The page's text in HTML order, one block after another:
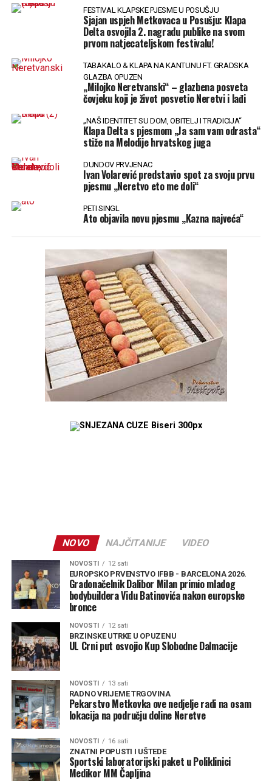
FESTIVAL KLAPSKE PJESME U POSUŠJU
Sjajan uspjeh Metkovaca u Posušju: Klapa
Delta osvojila 2. nagradu publike na svom
prvom natjecateljskom festivalu!
TABAKALO & KLAPA NA KANTUNU FT. GRADSKA
GLAZBA OPUZEN
„Milojko Neretvanski“ – glazbena posveta
čovjeku koji je život posvetio Neretvi i lađi
„NAŠ IDENTITET SU DOM, OBITELJ I TRADICIJA“
Klapa Delta s pjesmom „Ja sam vam odrasta“
stiže na Melodije hrvatskog juga
DUNDOV PRVJENAC
Ivan Volarević predstavio spot za svoju prvu
pjesmu „Neretvo eto me doli“
PETI SINGL
Ato objavila novu pjesmu „Kazna najveća“
NOVO NAJČITANIJE VIDEO
NOVOSTI 12 sati
EUROPSKO PRVENSTVO IFBB - BARCELONA 2026.
Gradonačelnik Dalibor Milan primio mladog
bodybuildera Vidu Batinovića nakon europske
bronce
NOVOSTI 12 sati
BRZINSKE UTRKE U OPUZENU
UL Crni put osvojio Kup Slobodne Dalmacije
NOVOSTI 13 sati
RADNO VRIJEME TRGOVINA
Pekarstvo Metkovka ove nedjelje radi na osam
lokacija na području doline Neretve
NOVOSTI 16 sati
ZNATNI POPUSTI I UŠTEDE
Sportski laboratorijski paket u Poliklinici
Medikor MM Čapljina